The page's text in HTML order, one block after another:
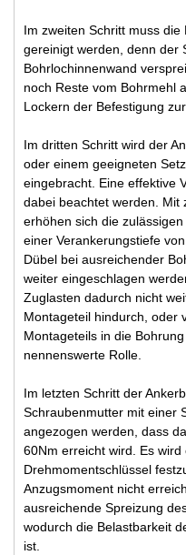
Im zweiten Schritt muss
gereinigt werden, denn der
Bohrlochinnenwand
noch Reste vom Bohrmehl
Lockern der Befestigung
Im dritten Schritt wird der
oder einem geeigneten
eingebracht. Eine effektive
dabei beachtet werden. Mit
erhöhen sich die
einer Verankerungstiefe
Dübel bei ausreichender
weiter eingeschlagen
Zuglasten dadurch nicht
Montageteil hindurch, oder
Montageteils in die
nennenswerte Rolle.
Im letzten Schritt der
Schraubenmutter mit einer
angezogen werden, dass
60Nm erreicht wird. Es
Drehmomentschlüssel
Anzugsmoment nicht
ausreichende Spreizung
wodurch die Belastbarkeit
ist.